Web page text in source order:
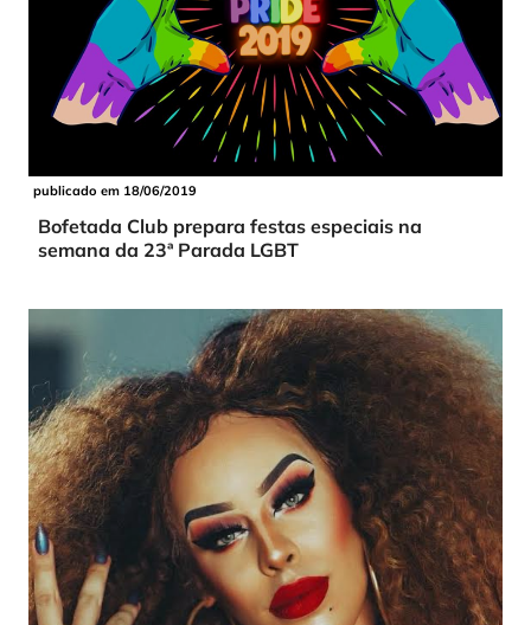
publicado em 18/06/2019
Bofetada Club prepara festas especiais na
semana da 23ª Parada LGBT